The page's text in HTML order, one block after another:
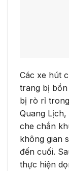
Các xe hút
trang bị
bị rò rỉ
Quang
che chắn
không gian
đến cuối.
thực hiện